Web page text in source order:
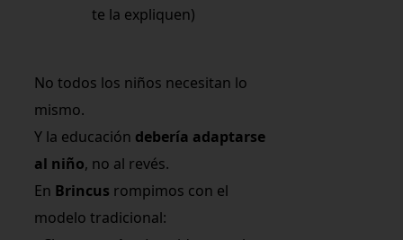
te la expliquen)
No todos los niños necesitan lo
mismo.
Y la educación debería adaptarse
al niño, no al revés.
En Brincus rompimos con el
modelo tradicional: